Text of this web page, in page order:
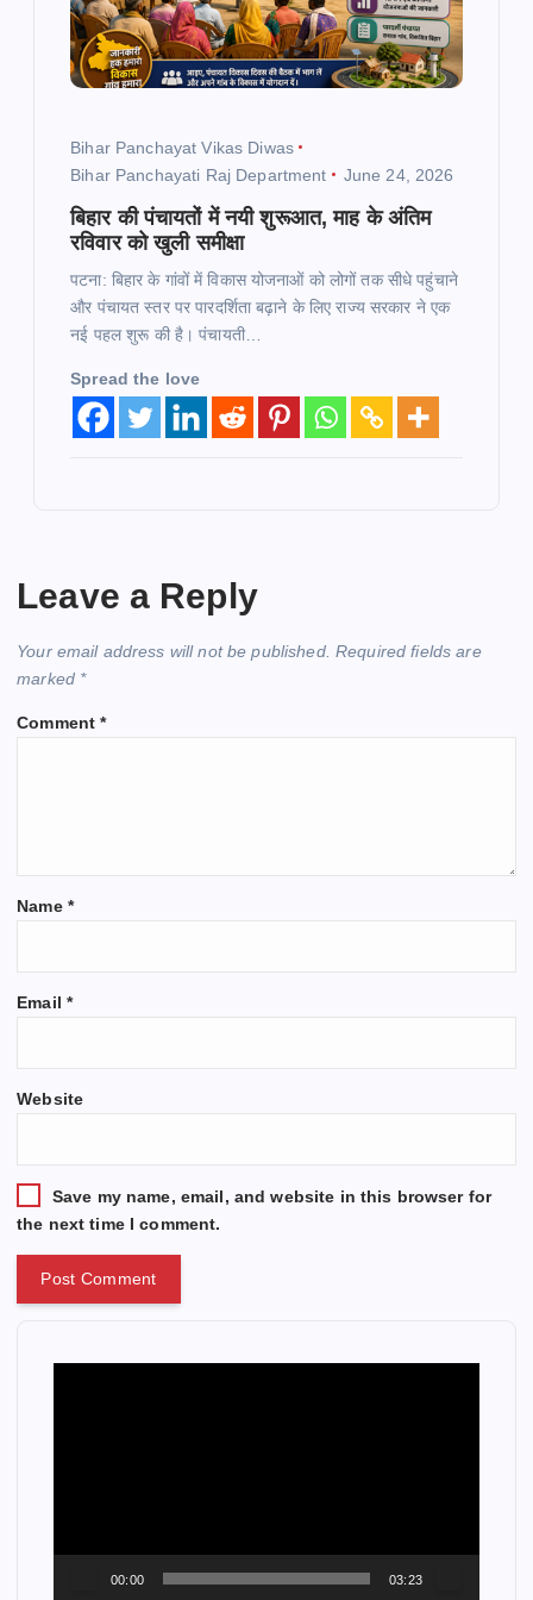
Bihar Panchayat Vikas Diwas
Bihar Panchayati Raj Department
June 24, 2026
बिहार की पंचायतों में नयी शुरूआत, माह के अंतिम
रविवार को खुली समीक्षा
पटना: बिहार के गांवों में विकास योजनाओं को लोगों तक सीधे पहुंचाने
और पंचायत स्तर पर पारदर्शिता बढ़ाने के लिए राज्य सरकार ने एक
नई पहल शुरू की है। पंचायती…
Spread the love
Leave a Reply
Your email address will not be published. Required fields are
marked *
Comment*
Name *
Email *
Website
Save my name, email, and website in this browser for
the next time I comment.
00:00 03:23